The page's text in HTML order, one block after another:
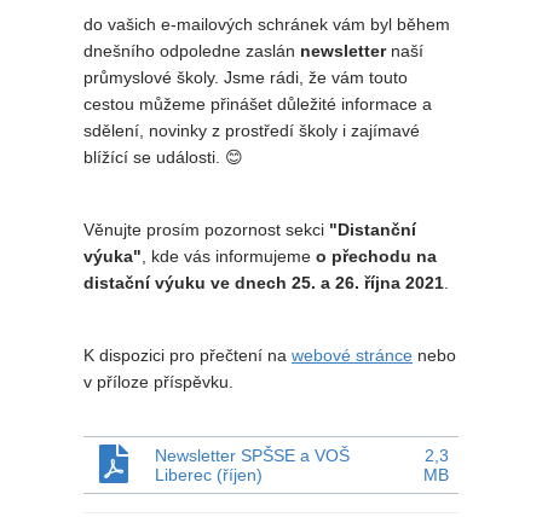
do vašich e-mailových schránek vám byl během
dnešního odpoledne zaslán newsletternaší
průmyslové školy. Jsme rádi, že vám touto
cestou můžeme přinášet důležité informace a
sdělení, novinky z prostředí školy i zajímavé
blížící se události. 😊
Věnujte prosím pozornost sekci "Distanční
výuka", kde vás informujeme o přechodu na
distační výuku ve dnech 25. a 26. října 2021.
K dispozici pro přečtení na webové stránce nebo
v příloze příspěvku.
Newsletter SPŠSE a VOŠ
Liberec (říjen)
2,3
MB